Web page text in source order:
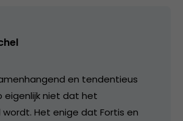
en tendentieus
eigenlijk niet dat het
Het enige dat Fortis en